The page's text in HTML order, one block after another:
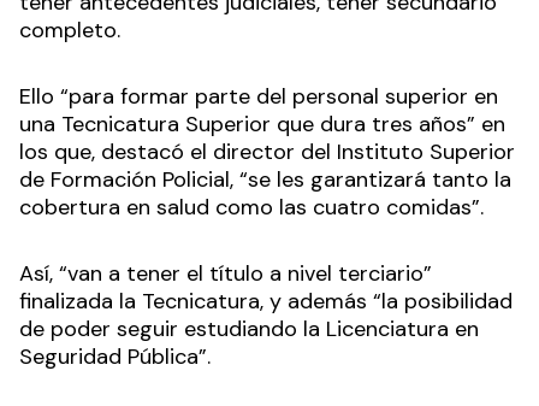
completo.
Ello “para formar parte del personal superior en
una Tecnicatura Superior que dura tres años” en
los que, destacó el director del Instituto Superior
de Formación Policial, “se les garantizará tanto la
cobertura en salud como las cuatro comidas”.
Así, “van a tener el título a nivel terciario”
finalizada la Tecnicatura, y además “la posibilidad
de poder seguir estudiando la Licenciatura en
Seguridad Pública”.